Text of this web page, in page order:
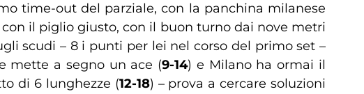
time-out del parziale, con la panchina milanese
il piglio giusto, con il buon turno dai nove metri
scudi – 8 i punti per lei nel corso del primo set –
mette a segno un ace (9-14) e Milano ha ormai il
di 6 lunghezze (12-18) – prova a cercare soluzioni